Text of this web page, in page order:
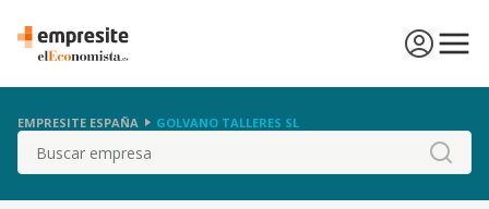
EMPRESITE ESPAÑA GOLVANO TALLERES SL
Buscar